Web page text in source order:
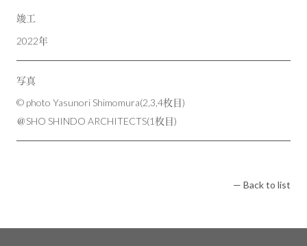
竣工
2022年
写真
© photo Yasunori Shimomura(2,3,4枚目)
＠SHO SHINDO ARCHITECTS(1枚目)
— Back to list